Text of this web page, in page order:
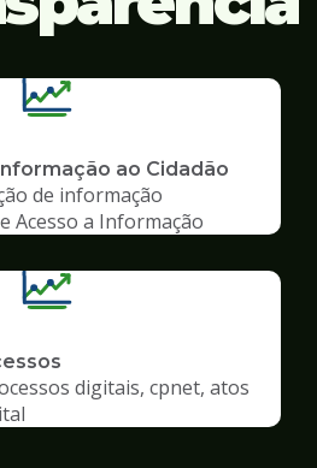
ao Cidadão
de informação
Acesso a Informação
digitais, cpnet, atos